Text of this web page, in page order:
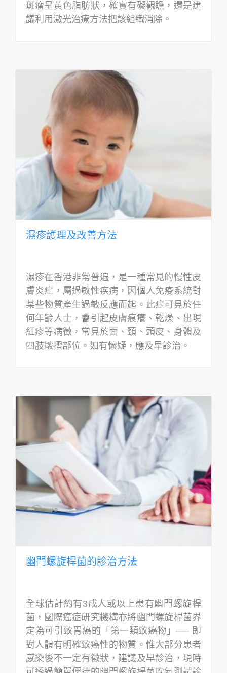
斑瘤呈黃色脂肪狀，確實有礙觀瞻，還是建
議利用激光治療方法把該組織消除。
濕疹護理及改善方法
濕疹在香港非常普遍，是一種常見的慢性皮
膚炎症，屬過敏性疾病，因個人免疫系統對
某些物質產生過敏反應而起。此症可見於任
何年齡人士，會引起皮膚痕癢、乾燥、出現
紅疹等病徵，常見於面、頸、頭皮、身體及
四肢皺摺部位。如有懷疑，應及早診治。
幽門螺旋桿菌的診治方法
全球估計約有3成人或以上患有幽門螺旋桿
菌，國際癌症研究機構亦將幽門螺旋桿菌界
定為可引致胃癌的「第一類致癌物」── 即
對人體有明確致癌性的物質。惟大部分患者
感染後不一定有徵狀，建議及早診治，現時